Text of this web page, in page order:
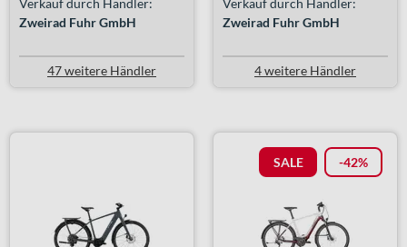
Verkauf durch Händler:
Zweirad Fuhr GmbH
47 weitere Händler
Verkauf durch Händler:
Zweirad Fuhr GmbH
4 weitere Händler
SALE -42%